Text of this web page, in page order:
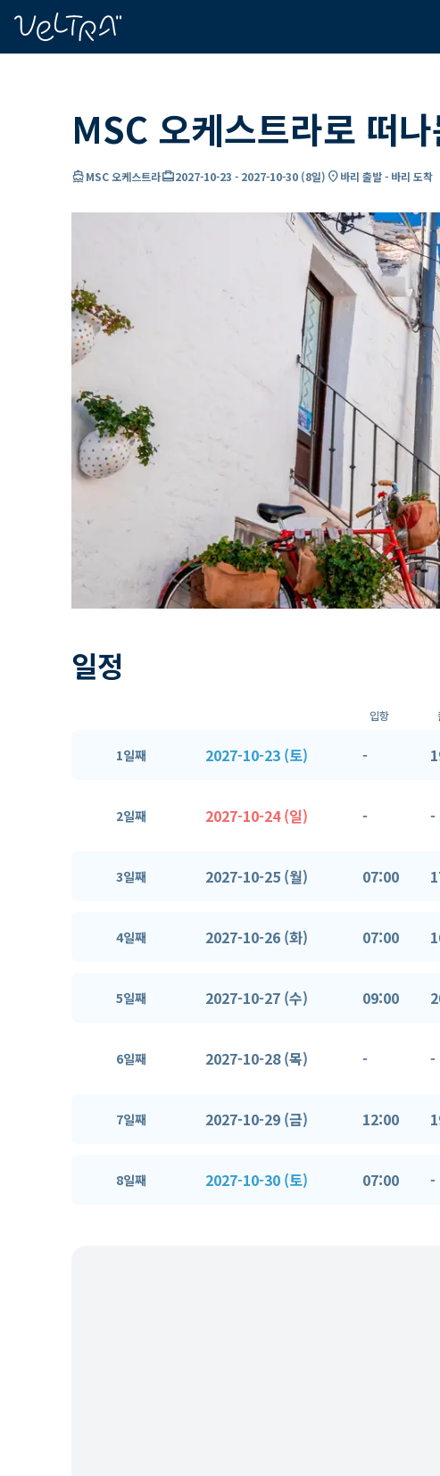
MSC 오케스트라로 떠
directions_boatMSC 오케스트라card_travel2027-10-23 - 2027-10-30 (8일) location_on바리 출발 - 바리 도착
일정
입항
1일째 2027-10-23 (토) -
2일째 2027-10-24 (일) - -
3일째 2027-10-25 (월) 07:00
4일째 2027-10-26 (화) 07:00
5일째 2027-10-27 (수) 09:00
6일째 2027-10-28 (목) - -
7일째 2027-10-29 (금) 12:00
8일째 2027-10-30 (토) 07:00 -